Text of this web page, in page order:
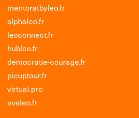
mentoratbyleo.fr
alphaleo.fr
leoconnect.fr
hubleo.fr
democratie-courage.fr
picuptour.fr
virtual.pro
eveleo.fr